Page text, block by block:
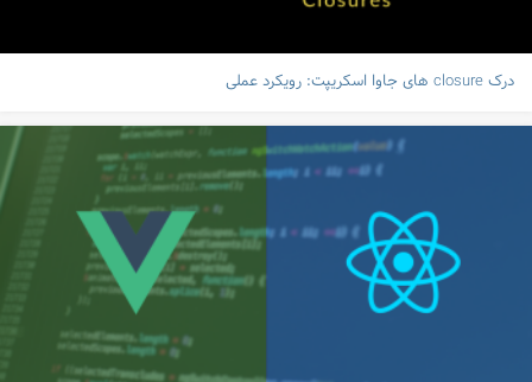
درک closure های جاوا اسکریپت: رویکرد عملی